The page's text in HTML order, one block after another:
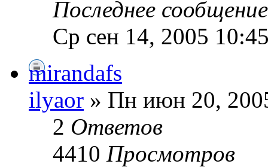
Последнее
Ср сен 14, 2005
mirandafs
ilyaor » Пн июн 20,
2 Ответов
4410 Просмотров